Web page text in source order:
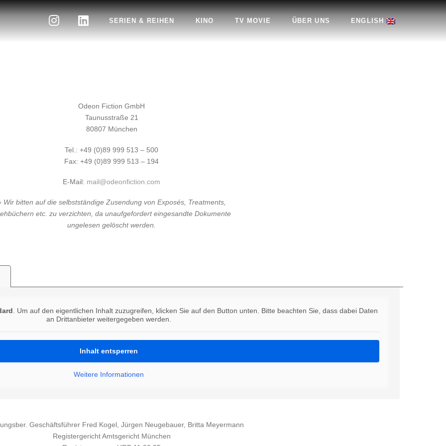
SERIEN & REIHEN KINO TV MOVIE ÜBER UNS ENGLISH
Odeon Fiction GmbH
Taunusstraße 21
80807 München
Tel.: +49 (0)89 999 513 – 500
Fax: +49 (0)89 999 513 – 194
E-Mail: mail@odeonfiction.com
Wir bitten auf die selbstständige Zusendung von Exposés, Treatments,
etc. zu verzichten, da unaufgefordert eingesandte Dokumente
ungelesen gelöscht werden.
. Um auf den eigentlichen Inhalt zuzugreifen, klicken Sie auf den Button unten. Bitte beachten Sie, dass dabei Daten
an Drittanbieter weitergegeben werden.
Inhalt entsperren
Weitere Informationen
Geschäftsführer Fred Kogel, Jürgen Neugebauer, Britta Meyermann
Registergericht Amtsgericht München